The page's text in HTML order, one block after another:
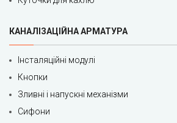
КАНАЛІЗАЦІЙНА АРМАТУРА
Інсталяційні модулі
Кнопки
Зливні і напускні механізми
Сифони